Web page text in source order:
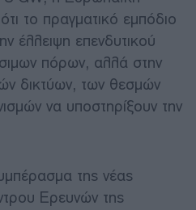
το πραγματικό εμπόδιο
έλλειψη επενδυτικού
πόρων, αλλά στην
δικτύων, των θεσμών
να υποστηρίξουν την
της νέας
Ερευνών της